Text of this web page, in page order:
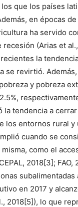
que los países
en épocas
ha servido
(Arias et
la
se revirtió.
y pobreza
la tendencia a
los entornos rural y
cuando se
como el
2018[3]; FAO,
subalimentadas
en 2017 y
2018[5]), lo que